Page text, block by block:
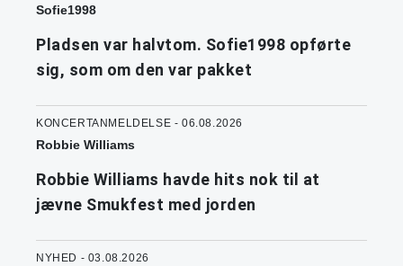
Sofie1998
Pladsen var halvtom. Sofie1998 opførte
sig, som om den var pakket
KONCERTANMELDELSE - 06.08.2026
Robbie Williams
Robbie Williams havde hits nok til at
jævne Smukfest med jorden
NYHED - 03.08.2026